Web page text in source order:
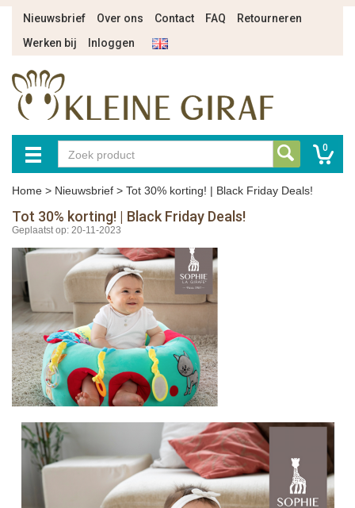
Nieuwsbrief Over ons Contact FAQ
Retourneren
Werken bij
Inloggen
0
Home > Nieuwsbrief > Tot 30% korting! | Black Friday Deals!
Tot 30% korting! | Black Friday Deals!
Geplaatst op: 20-11-2023